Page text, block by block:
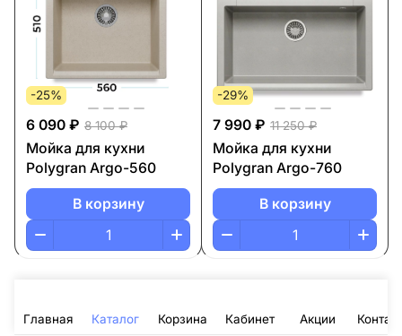
-25%
6 090 ₽ 8 100 ₽
Мойка для кухни
Polygran Argo-560
В корзину
-29%
7 990 ₽ 11 250 ₽
Мойка для кухни
Polygran Argo-760
В корзину
Главная Каталог Корзина Кабинет Акции